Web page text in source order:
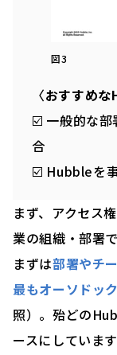
図3
〈おすすめ
☑️ 一般的な部
合
☑️ Hubbleを
まず、アクセス
業の組織・部署
まずは部署やチ
最もオーソドッ
照）。殆どの
ースにしています